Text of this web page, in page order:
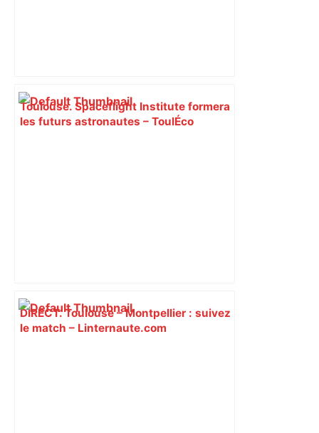
Toulouse. Spaceflight Institute formera
les futurs astronautes – ToulÉco
DIRECT. Toulouse – Montpellier : suivez
le match – Linternaute.com